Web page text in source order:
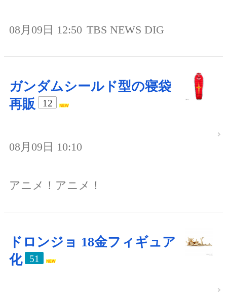
08月09日 12:50 TBS NEWS DIG
ガンダムシールド型の寝袋
再販
12
08月09日 10:10
アニメ！アニメ！
ドロンジョ 18金フィギュア
化
51